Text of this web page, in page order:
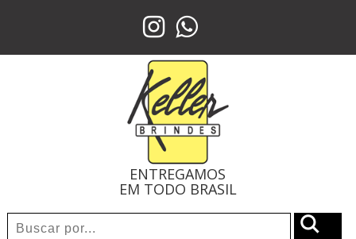
ENTREGAMOS
EM TODO BRASIL